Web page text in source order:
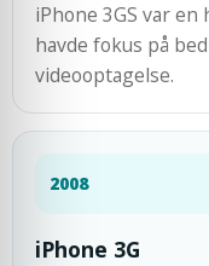
iPhone 3GS var
havde fokus på
videooptagelse.
2008
iPhone 3G